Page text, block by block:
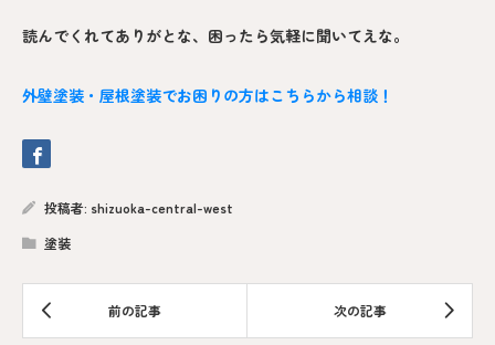
読んでくれてありがとな、困ったら気軽に聞いてえな。
外壁塗装・屋根塗装でお困りの方はこちらから相談！
投稿者: shizuoka-central-west
塗装